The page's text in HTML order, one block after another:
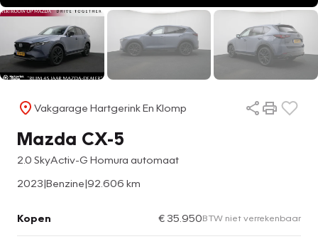
Vakgarage Hartgerink En Klomp
Mazda CX-5
2.0 SkyActiv-G Homura automaat
2023|Benzine|92.606 km
Kopen € 35.950BTW niet verrekenbaar